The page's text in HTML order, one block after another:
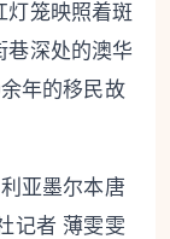
笼映照着斑
巷深处的澳华
年的移民故
亚墨尔本唐
记者 薄雯雯